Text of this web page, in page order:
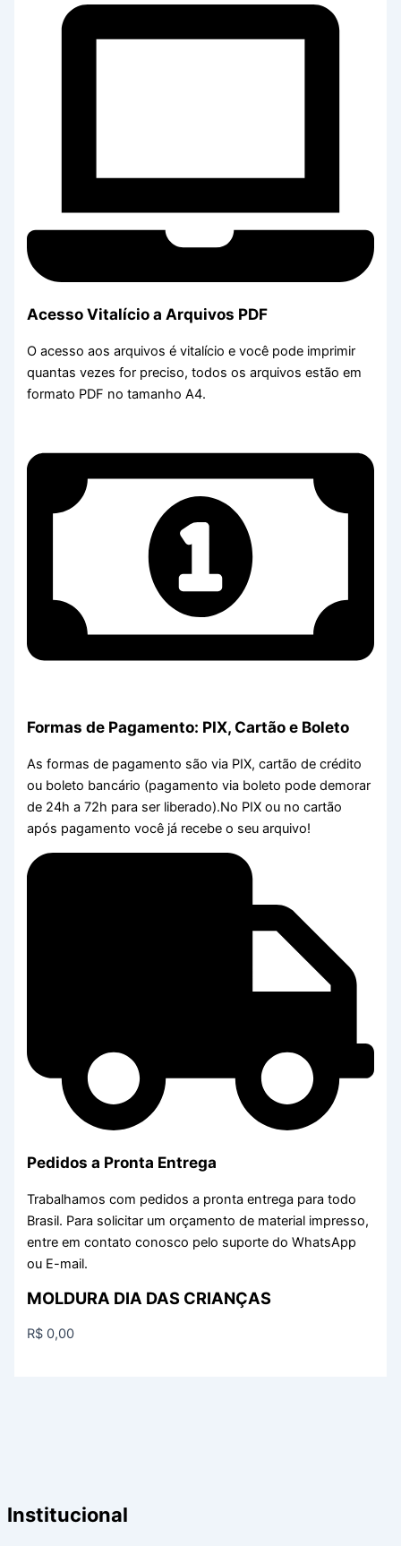
Acesso Vitalício a Arquivos PDF
O acesso aos arquivos é vitalício e você pode imprimir
quantas vezes for preciso, todos os arquivos estão em
formato PDF no tamanho A4.
Formas de Pagamento: PIX, Cartão e Boleto
As formas de pagamento são via PIX, cartão de crédito
ou boleto bancário (pagamento via boleto pode demorar
de 24h a 72h para ser liberado).No PIX ou no cartão
após pagamento você já recebe o seu arquivo!
Pedidos a Pronta Entrega
Trabalhamos com pedidos a pronta entrega para todo
Brasil. Para solicitar um orçamento de material impresso,
entre em contato conosco pelo suporte do WhatsApp
ou E-mail.
MOLDURA DIA DAS CRIANÇAS
R$ 0,00
Institucional